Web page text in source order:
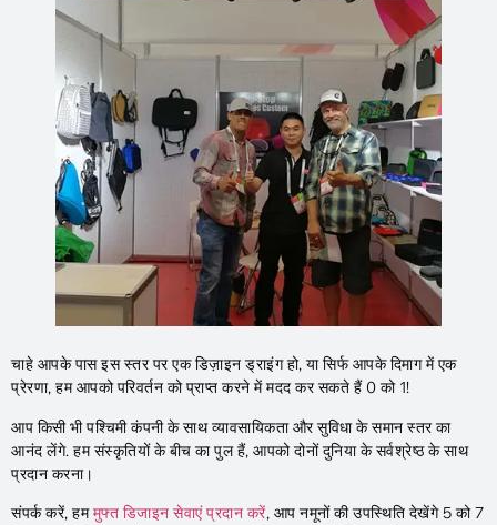
चाहे आपके पास इस स्तर पर एक डिज़ाइन ड्राइंग हो, या सिर्फ आपके दिमाग में एक
प्रेरणा, हम आपको परिवर्तन को प्राप्त करने में मदद कर सकते हैं 0 को 1!
आप किसी भी पश्चिमी कंपनी के साथ व्यावसायिकता और सुविधा के समान स्तर का
आनंद लेंगे. हम संस्कृतियों के बीच का पुल हैं, आपको दोनों दुनिया के सर्वश्रेष्ठ के साथ
प्रदान करना।
संपर्क करें, हममुफ्त डिजाइन सेवाएं प्रदान करें, आप नमूनों की उपस्थिति देखेंगे 5 को 7